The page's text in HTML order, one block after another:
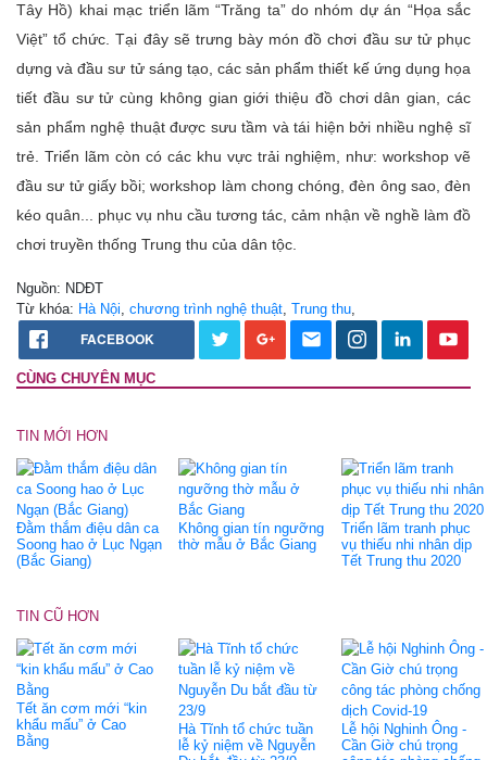
Tây Hồ) khai mạc triển lãm “Trăng ta” do nhóm dự án “Họa sắc
Việt” tổ chức. Tại đây sẽ trưng bày món đồ chơi đầu sư tử phục
dựng và đầu sư tử sáng tạo, các sản phẩm thiết kế ứng dụng họa
tiết đầu sư tử cùng không gian giới thiệu đồ chơi dân gian, các
sản phẩm nghệ thuật được sưu tầm và tái hiện bởi nhiều nghệ sĩ
trẻ. Triển lãm còn có các khu vực trải nghiệm, như: workshop vẽ
đầu sư tử giấy bồi; workshop làm chong chóng, đèn ông sao, đèn
kéo quân... phục vụ nhu cầu tương tác, cảm nhận về nghề làm đồ
chơi truyền thống Trung thu của dân tộc.
Nguồn: NDĐT
Từ khóa: Hà Nội, chương trình nghệ thuật, Trung thu,
FACEBOOK
CÙNG CHUYÊN MỤC
TIN MỚI HƠN
Đằm thắm điệu dân ca
Soong hao ở Lục Ngạn
(Bắc Giang)
Không gian tín ngưỡng
thờ mẫu ở Bắc Giang
Triển lãm tranh phục
vụ thiếu nhi nhân dịp
Tết Trung thu 2020
TIN CŨ HƠN
Tết ăn cơm mới “kin
khẩu mấu” ở Cao
Bằng
Hà Tĩnh tổ chức tuần
lễ kỷ niệm về Nguyễn
Lễ hội Nghinh Ông -
Cần Giờ chú trọng